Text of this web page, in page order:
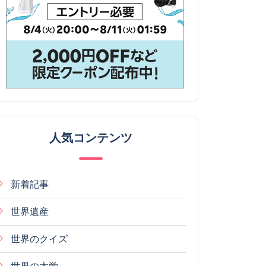
人気コンテンツ
新着記事
世界遺産
世界のクイズ